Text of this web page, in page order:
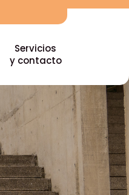
Servicios
y contacto